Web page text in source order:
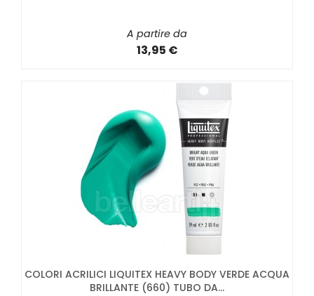
A partire da
13,95 €
COLORI ACRILICI LIQUITEX HEAVY BODY VERDE ACQUA
BRILLANTE (660) TUBO DA...